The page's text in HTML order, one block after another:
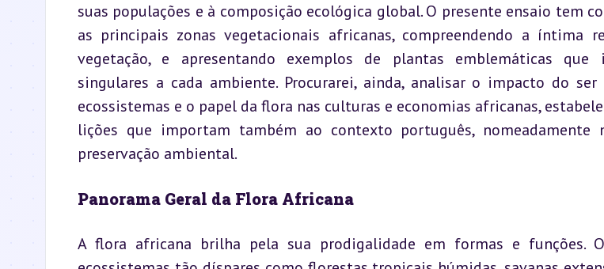
suas populações e à composição ecológica global. O presente ensaio tem
as principais zonas vegetacionais africanas, compreendendo a íntima
vegetação, e apresentando exemplos de plantas emblemáticas que
singulares a cada ambiente. Procurarei, ainda, analisar o impacto do
ecossistemas e o papel da flora nas culturas e economias africanas,
lições que importam também ao contexto português, nomeadamente
preservação ambiental.
Panorama Geral da Flora Africana
A flora africana brilha pela sua prodigalidade em formas e funções.